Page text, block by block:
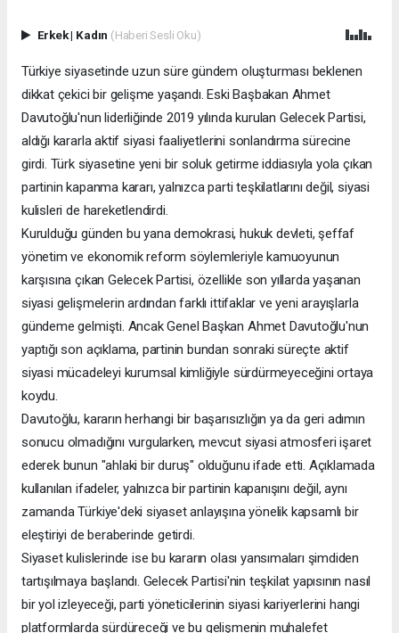
Erkek| Kadın (Haberi Sesli Oku)
Türkiye siyasetinde uzun süre gündem oluşturması beklenen
dikkat çekici bir gelişme yaşandı. Eski Başbakan Ahmet
Davutoğlu'nun liderliğinde 2019 yılında kurulan Gelecek Partisi,
aldığı kararla aktif siyasi faaliyetlerini sonlandırma sürecine
girdi. Türk siyasetine yeni bir soluk getirme iddiasıyla yola çıkan
partinin kapanma kararı, yalnızca parti teşkilatlarını değil, siyasi
kulisleri de hareketlendirdi.
Kurulduğu günden bu yana demokrasi, hukuk devleti, şeffaf
yönetim ve ekonomik reform söylemleriyle kamuoyunun
karşısına çıkan Gelecek Partisi, özellikle son yıllarda yaşanan
siyasi gelişmelerin ardından farklı ittifaklar ve yeni arayışlarla
gündeme gelmişti. Ancak Genel Başkan Ahmet Davutoğlu'nun
yaptığı son açıklama, partinin bundan sonraki süreçte aktif
siyasi mücadeleyi kurumsal kimliğiyle sürdürmeyeceğini ortaya
koydu.
Davutoğlu, kararın herhangi bir başarısızlığın ya da geri adımın
sonucu olmadığını vurgularken, mevcut siyasi atmosferi işaret
ederek bunun "ahlaki bir duruş" olduğunu ifade etti. Açıklamada
kullanılan ifadeler, yalnızca bir partinin kapanışını değil, aynı
zamanda Türkiye'deki siyaset anlayışına yönelik kapsamlı bir
eleştiriyi de beraberinde getirdi.
Siyaset kulislerinde ise bu kararın olası yansımaları şimdiden
tartışılmaya başlandı. Gelecek Partisi'nin teşkilat yapısının nasıl
bir yol izleyeceği, parti yöneticilerinin siyasi kariyerlerini hangi
platformlarda sürdüreceği ve bu gelişmenin muhalefet